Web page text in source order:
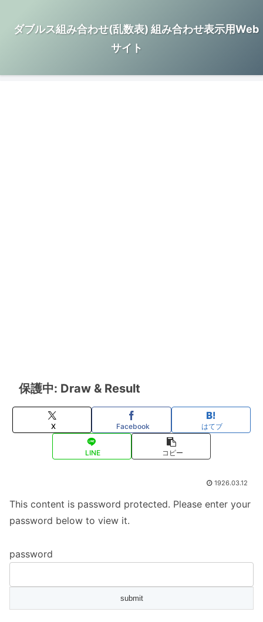
ダブルス組み合わせ(乱数表) 組み合わせ表示用Web
サイト
保護中: Draw & Result
X Facebook はてブ
LINE コピー
1926.03.12
This content is password protected. Please enter your
password below to view it.
password